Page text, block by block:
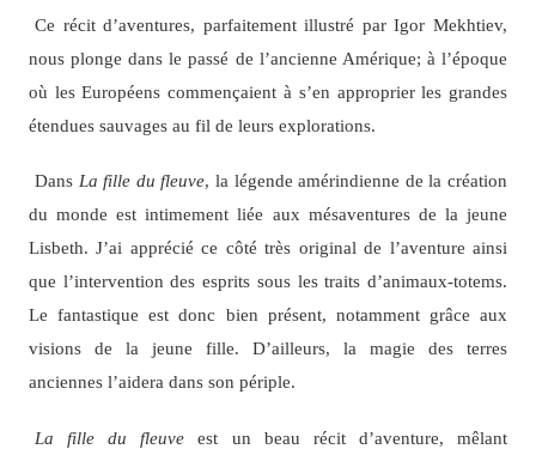
Ce récit d’aventures, parfaitement illustré par Igor Mekhtiev,
nous plonge dans le passé de l’ancienne Amérique; à l’époque
où les Européens commençaient à s’en approprier les grandes
étendues sauvages au fil de leurs explorations.
Dans La fille du fleuve, la légende amérindienne de la création
du monde est intimement liée aux mésaventures de la jeune
Lisbeth. J’ai apprécié ce côté très original de l’aventure ainsi
que l’intervention des esprits sous les traits d’animaux-totems.
Le fantastique est donc bien présent, notamment grâce aux
visions de la jeune fille. D’ailleurs, la magie des terres
anciennes l’aidera dans son périple.
La fille du fleuve est un beau récit d’aventure, mêlant